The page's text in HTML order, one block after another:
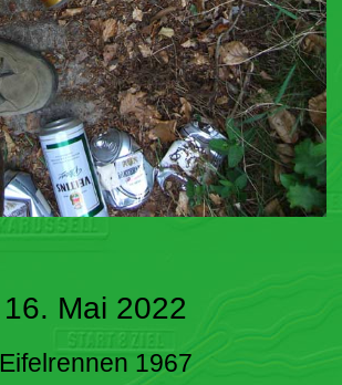
16. Mai 2022
Eifelrennen 1967